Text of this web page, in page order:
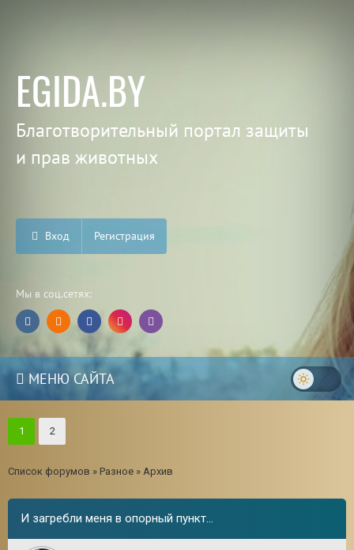
EGIDA.BY
Благотворительный портал защиты
и прав животных
Вход Регистрация
Мы в соц.сетях:
МЕНЮ САЙТА
1 2
Список форумов » Разное » Архив
И загребли меня в опорный пункт...